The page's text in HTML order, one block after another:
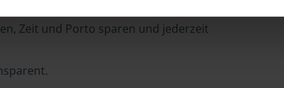
Zeit und Porto sparen und jederzeit